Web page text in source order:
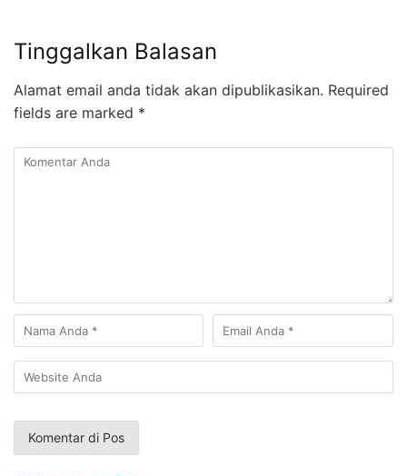
Tinggalkan Balasan
Alamat email anda tidak akan dipublikasikan. Required
fields are marked *